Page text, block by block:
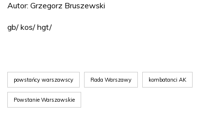
Autor: Grzegorz Bruszewski
gb/ kos/ hgt/
powstańcy warszawscy Rada Warszawy kombatanci AK
Powstanie Warszawskie